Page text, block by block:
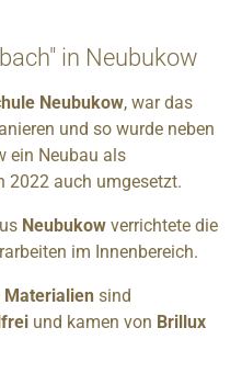
in Neubukow
Neubukow, war das
und so wurde neben
ein Neubau als
2022 auch umgesetzt.
Neubukow verrichtete die
im Innenbereich.
Materialien sind
und kamen von Brillux